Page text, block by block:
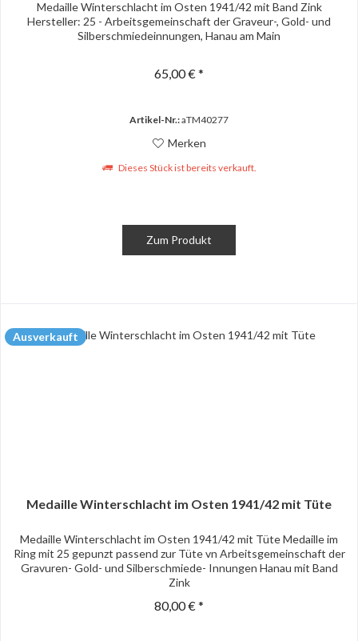
Medaille Winterschlacht im Osten 1941/42 mit Band Zink
Hersteller: 25 - Arbeitsgemeinschaft der Graveur-, Gold- und
Silberschmiedeinnungen, Hanau am Main
65,00 € *
Artikel-Nr.:aTM40277
Merken
Dieses Stück ist bereits verkauft.
Zum Produkt
Ausverkauft
Medaille Winterschlacht im Osten 1941/42 mit Tüte
Medaille Winterschlacht im Osten 1941/42 mit Tüte Medaille im
Ring mit 25 gepunzt passend zur Tüte vn Arbeitsgemeinschaft der
Gravuren- Gold- und Silberschmiede- Innungen Hanau mit Band
Zink
80,00 € *